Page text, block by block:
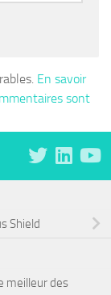
En savoir
sont
Shield
meilleur des